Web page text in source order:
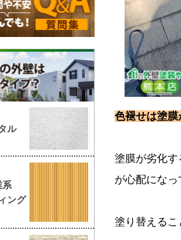
色褪せは塗
塗膜が劣化
が心配にな
塗り替える
ル
系
ング